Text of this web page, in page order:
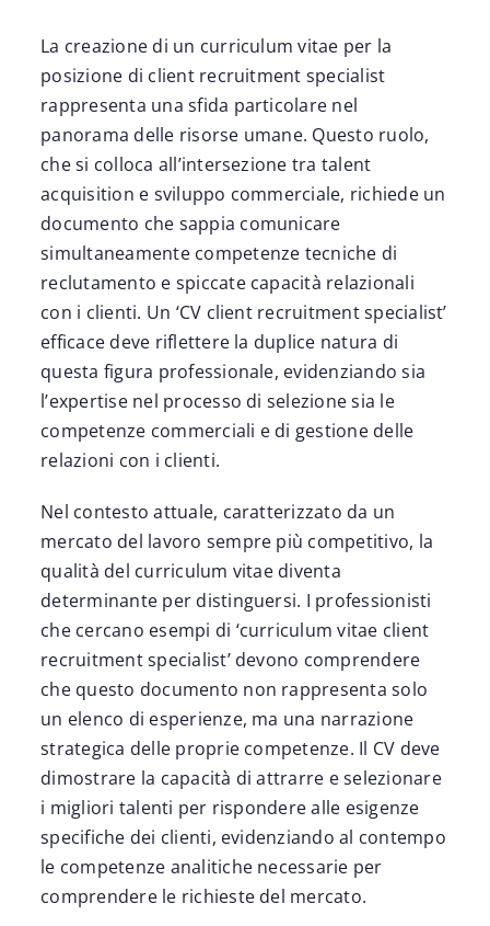
La creazione di un curriculum vitae per la
posizione di client recruitment specialist
rappresenta una sfida particolare nel
panorama delle risorse umane. Questo ruolo,
che si colloca all’intersezione tra talent
acquisition e sviluppo commerciale, richiede un
documento che sappia comunicare
simultaneamente competenze tecniche di
reclutamento e spiccate capacità relazionali
con i clienti. Un ‘CV client recruitment specialist’
efficace deve riflettere la duplice natura di
questa figura professionale, evidenziando sia
l’expertise nel processo di selezione sia le
competenze commerciali e di gestione delle
relazioni con i clienti.
Nel contesto attuale, caratterizzato da un
mercato del lavoro sempre più competitivo, la
qualità del curriculum vitae diventa
determinante per distinguersi. I professionisti
che cercano esempi di ‘curriculum vitae client
recruitment specialist’ devono comprendere
che questo documento non rappresenta solo
un elenco di esperienze, ma una narrazione
strategica delle proprie competenze. Il CV deve
dimostrare la capacità di attrarre e selezionare
i migliori talenti per rispondere alle esigenze
specifiche dei clienti, evidenziando al contempo
le competenze analitiche necessarie per
comprendere le richieste del mercato.